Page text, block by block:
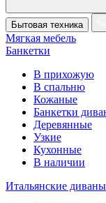
Бытовая техника
Мягкая мебель
Банкетки
В прихожую
В спальню
Кожаные
Банкетки
Деревянные
Узкие
Кухонные
В наличии
Итальянские диваны